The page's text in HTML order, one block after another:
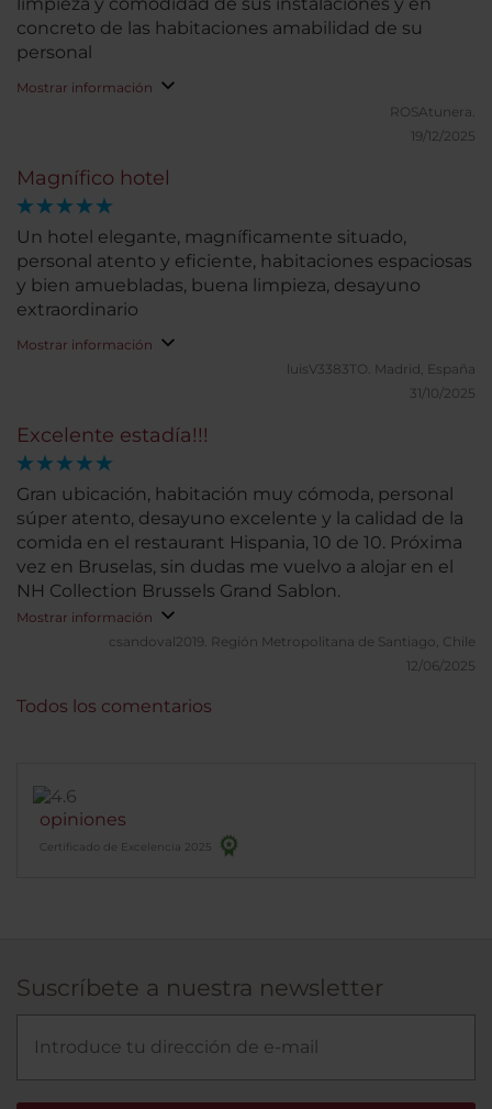
concreto de las habitaciones amabilidad de su
personal
Mostrar información
ROSAtunera.
19/12/2025
Magnífico hotel
Un hotel elegante, magníficamente situado,
personal atento y eficiente, habitaciones espaciosas
y bien amuebladas, buena limpieza, desayuno
extraordinario
Mostrar información
luisV3383TO. Madrid, España
31/10/2025
Excelente estadía!!!
Gran ubicación, habitación muy cómoda, personal
súper atento, desayuno excelente y la calidad de la
comida en el restaurant Hispania, 10 de 10. Próxima
vez en Bruselas, sin dudas me vuelvo a alojar en el
NH Collection Brussels Grand Sablon.
Mostrar información
csandoval2019.
Región Metropolitana de Santiago, Chile
12/06/2025
opiniones
Certificado de Excelencia 2025
Todos los comentarios
Suscríbete a nuestra newsletter